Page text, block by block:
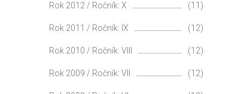
Rok 2012 / Ročník: X (11)
Rok 2011 / Ročník: IX (12)
Rok 2010 / Ročník: VIII (12)
Rok 2009 / Ročník: VII (12)